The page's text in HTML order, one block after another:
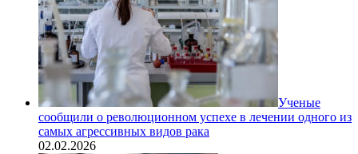
Ученые
сообщили о революционном успехе в лечении одного из
самых агрессивных видов рака
02.02.2026